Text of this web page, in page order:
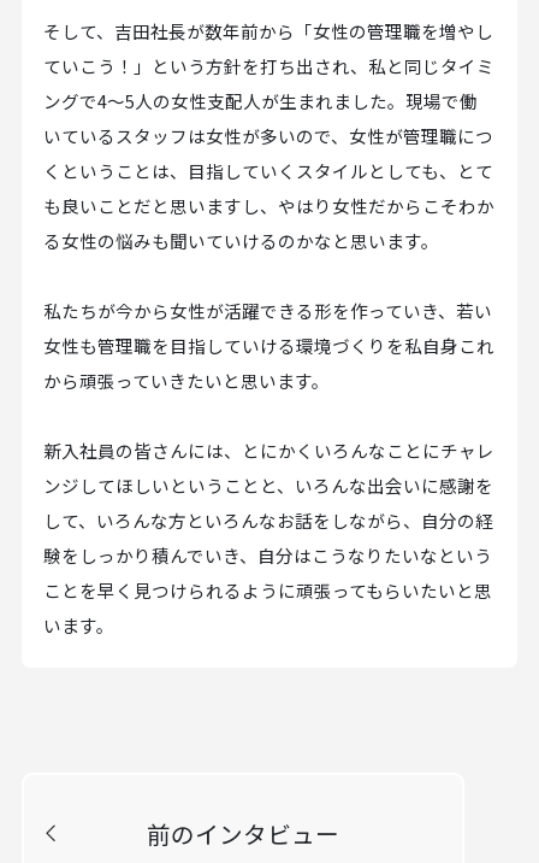
そして、吉田社長が数年前から「女性の管理職を増やし
ていこう！」という方針を打ち出され、私と同じタイミ
ングで4～5人の女性支配人が生まれました。現場で働
いているスタッフは女性が多いので、女性が管理職につ
くということは、目指していくスタイルとしても、とて
も良いことだと思いますし、やはり女性だからこそわか
る女性の悩みも聞いていけるのかなと思います。
私たちが今から女性が活躍できる形を作っていき、若い
女性も管理職を目指していける環境づくりを私自身これ
から頑張っていきたいと思います。
新入社員の皆さんには、とにかくいろんなことにチャレ
ンジしてほしいということと、いろんな出会いに感謝を
して、いろんな方といろんなお話をしながら、自分の経
験をしっかり積んでいき、自分はこうなりたいなという
ことを早く見つけられるように頑張ってもらいたいと思
います。
前のインタビュー